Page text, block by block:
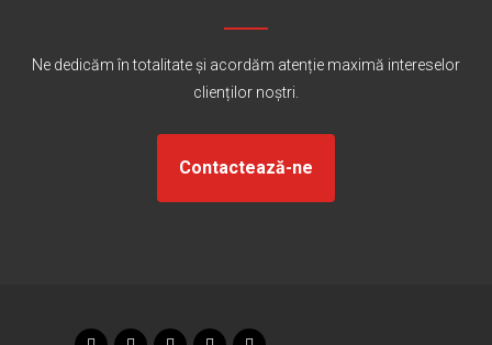
Ne dedicăm în totalitate și acordăm atenție maximă intereselor
clienților noştri.
Contactează-ne